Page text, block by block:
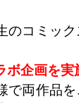
のコミッ
ボ企画を実
で両作品を